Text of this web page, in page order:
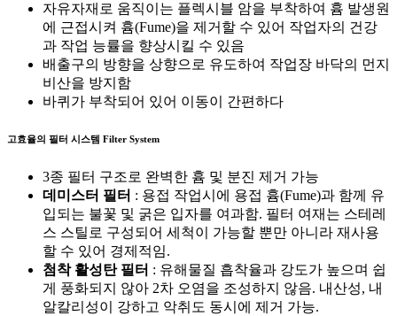
자유자재로 움직이는 플렉시블 암을 부착하여 흄 발생원
에 근접시켜 흄(Fume)을 제거할 수 있어 작업자의 건강
과 작업 능률을 향상시킬 수 있음
배출구의 방향을 상향으로 유도하여 작업장 바닥의 먼지
비산을 방지함
바퀴가 부착되어 있어 이동이 간편하다
고효율의 필터 시스템 Filter System
3종 필터 구조로 완벽한 흄 및 분진 제거 가능
데미스터 필터 : 용접 작업시에 용접 흄(Fume)과 함께 유
입되는 불꽃 및 굵은 입자를 여과함. 필터 여재는 스테레
스 스틸로 구성되어 세척이 가능할 뿐만 아니라 재사용
할 수 있어 경제적임.
첨착 활성탄 필터 : 유해물질 흡착율과 강도가 높으며 쉽
게 풍화되지 않아 2차 오염을 조성하지 않음. 내산성, 내
알칼리성이 강하고 악취도 동시에 제거 가능.